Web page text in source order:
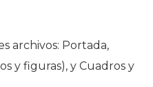
archivos: Portada,
y figuras), y Cuadros y